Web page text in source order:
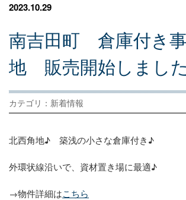
2023.10.29
南吉田町 倉庫付き事
地
販売開始し ま した
カテゴリ：新着情報
北西角地♪ 築浅の小さな倉庫付き♪
外環状線沿いで、資材置き場に最適♪
→物件詳細はこちら